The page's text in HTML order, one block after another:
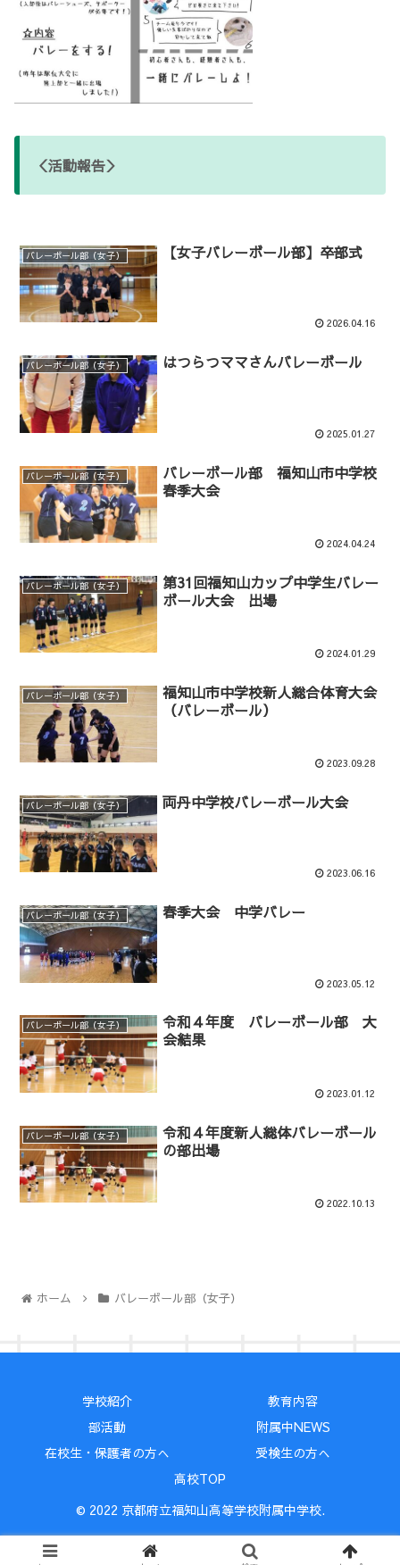
＜活動報告＞
バレーボール部（女子） 【女子バレーボール部】卒部式
2026.04.16
バレーボール部（女子） はつらつママさんバレーボール
2025.01.27
バレーボール部（女子）
バレーボール部 福知山市中学校
春季大会
2024.04.24
バレーボール部（女子）
第31回福知山カップ中学生バレー
ボール大会 出場
2024.01.29
バレーボール部（女子）
福知山市中学校新人総合体育大会
（バレーボール）
2023.09.28
バレーボール部（女子） 両丹中学校バレーボール大会
2023.06.16
バレーボール部（女子） 春季大会 中学バレー
2023.05.12
バレーボール部（女子）
令和４年度 バレーボール部 大
会結果
2023.01.12
バレーボール部（女子）
令和４年度新人総体バレーボール
の部出場
2022.10.13
ホーム バレーボール部（女子）
学校紹介
教育内容
部活動
附属中NEWS
在校生・保護者の方へ
受検生の方へ
高校TOP
© 2022 京都府立福知山高等学校附属中学校.